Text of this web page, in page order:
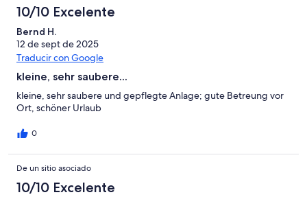
10/10 Excelente
Bernd H.
12 de sept de 2025
Traducir con Google
kleine, sehr saubere...
kleine, sehr saubere und gepflegte Anlage; gute Betreung vor
Ort, schöner Urlaub
0
De un sitio asociado
10/10 Excelente